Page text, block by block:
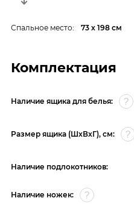
Спальное место: 73 х 198 см
Комплектация
Наличие ящика для белья:
Размер ящика (ШхВхГ), см:
Наличие подлокотников:
Наличие ножек: